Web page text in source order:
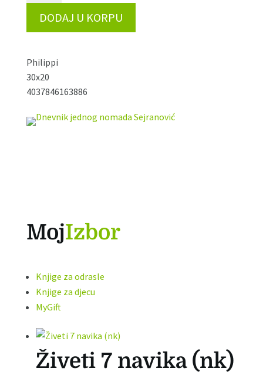
Philippi
105006
količina
DODAJ U KORPU
Philippi
30x20
4037846163886
MojIzbor
Knjige za odrasle
Knjige za djecu
MyGift
Živeti 7 navika (nk)